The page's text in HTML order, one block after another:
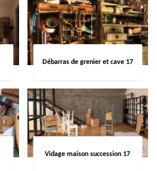
Débarras de grenier et cave 17
Vidage maison succession 17